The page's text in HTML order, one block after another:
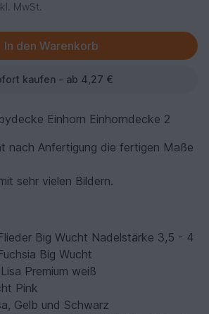
MwSt.
kaufen - ab 4,27 €
Einhorn Einhorndecke 2
nach Anfertigung die fertigen Maße
sehr vielen Bildern.
Big Wucht Nadelstärke 3,5 - 4
Big Wucht
Premium weiß
Pink
Gelb und Schwarz